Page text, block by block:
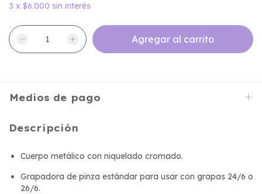
3 x $6.000 sin interés
Medios de pago
Descripción
Cuerpo metálico con niquelado cromado.
Grapadora de pinza estándar para usar con grapas 24/6 o
26/6.